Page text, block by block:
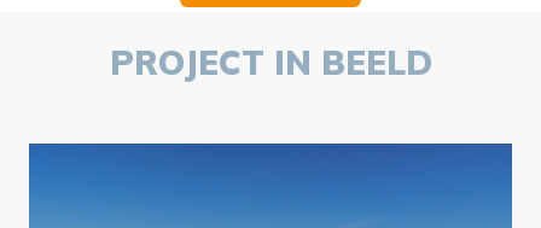
PROJECT IN BEELD